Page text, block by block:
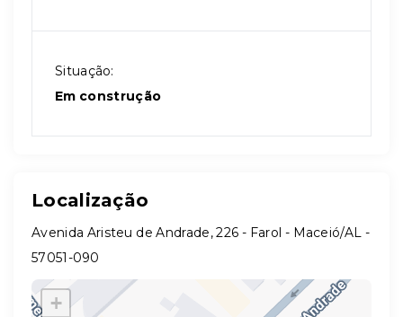
Situação:
Em construção
Localização
Avenida Aristeu de Andrade, 226 - Farol - Maceió/AL -
57051-090
+